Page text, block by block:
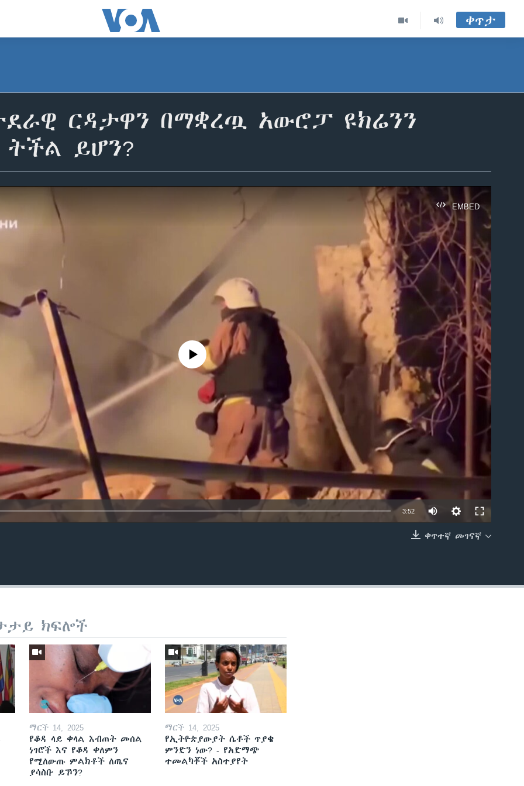
ቀጥታ
ርዳታዋን በማቋረጧ አውሮፓ ዩክሬንን
ይሆን?
EMBED
EMBED
Auto 240p 360p
1080p
No media source currently available
3:52
ቀጥተኛ መገናኛ
ክፍሎች
ማርች 14, 2025
የቆዳ ላይ ቀላል እብጠት መሰል
ነገሮች እና የቆዳ ቀለምን
የሚለውጡ ምልክቶች ለጤና
ያሳስቡ ይኾን?
ማርች 14, 2025
የኢትዮጵያውያት ሴቶች ጥያቄ
ምንድን ነው? - የአድማጭ
ተመልካቾች አስተያየት